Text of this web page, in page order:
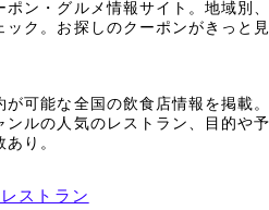
ポン・グルメ情報サイト。地域別
ック。お探しのクーポンがきっと
が可能な全国の飲食店情報を掲載
ンルの人気のレストラン、目的や
り。
ストラン